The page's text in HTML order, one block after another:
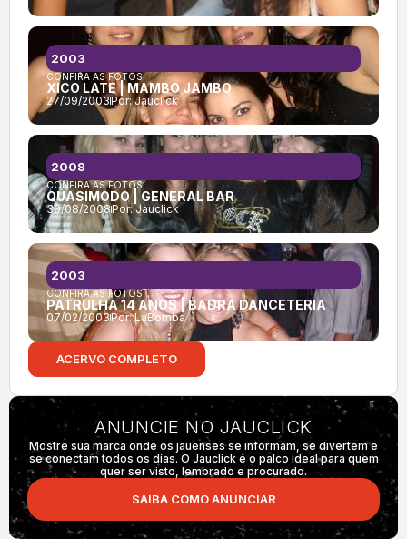
CONFIRA AS FOTOS:
XICO LATE | MAMBO JAMBO
27/09/2003Por:Jauclick
2003
CONFIRA AS FOTOS:
QUASIMODO | GENERAL BAR
30/08/2008Por:Jauclick
2008
CONFIRA AS FOTOS:
PATRULHA 14 ANOS | BADRA DANCETERIA
07/02/2003Por:LaBomba
2003
ACERVO COMPLETO
ANUNCIE NO JAUCLICK
Mostre sua marca onde os jauenses se informam, se divertem e
se conectam todos os dias. O Jauclick é o palco ideal para quem
quer ser visto, lembrado e procurado.
SAIBA COMO ANUNCIAR